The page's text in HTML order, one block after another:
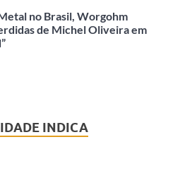
no Brasil, Worgohm
de Michel Oliveira em
INDICA